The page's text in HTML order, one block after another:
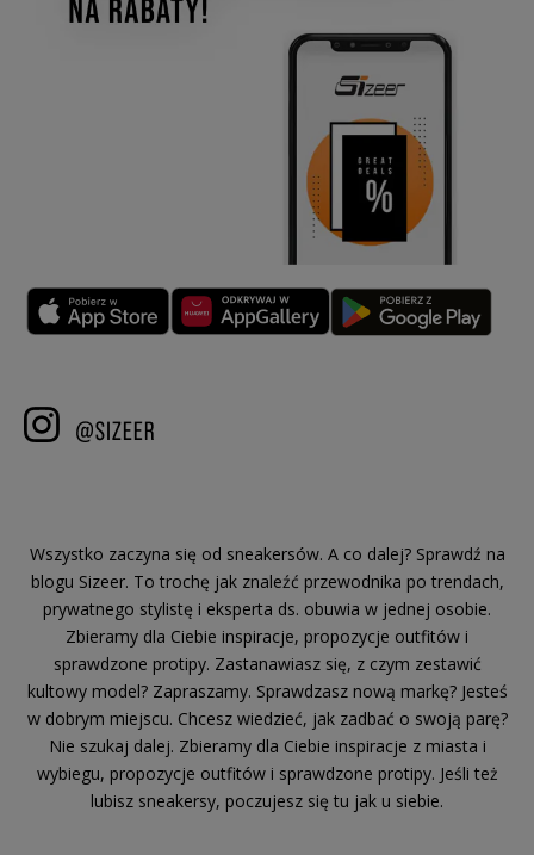
Wszystko zaczyna się od sneakersów. A co dalej? Sprawdź na
blogu Sizeer. To trochę jak znaleźć przewodnika po trendach,
prywatnego stylistę i eksperta ds. obuwia w jednej osobie.
Zbieramy dla Ciebie inspiracje, propozycje outfitów i
sprawdzone protipy. Zastanawiasz się, z czym zestawić
kultowy model? Zapraszamy. Sprawdzasz nową markę? Jesteś
w dobrym miejscu. Chcesz wiedzieć, jak zadbać o swoją parę?
Nie szukaj dalej. Zbieramy dla Ciebie inspiracje z miasta i
wybiegu, propozycje outfitów i sprawdzone protipy. Jeśli też
lubisz sneakersy, poczujesz się tu jak u siebie.